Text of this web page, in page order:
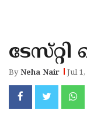
KANNUR
KASARAGOD
ByNeha Nair Jul 1,